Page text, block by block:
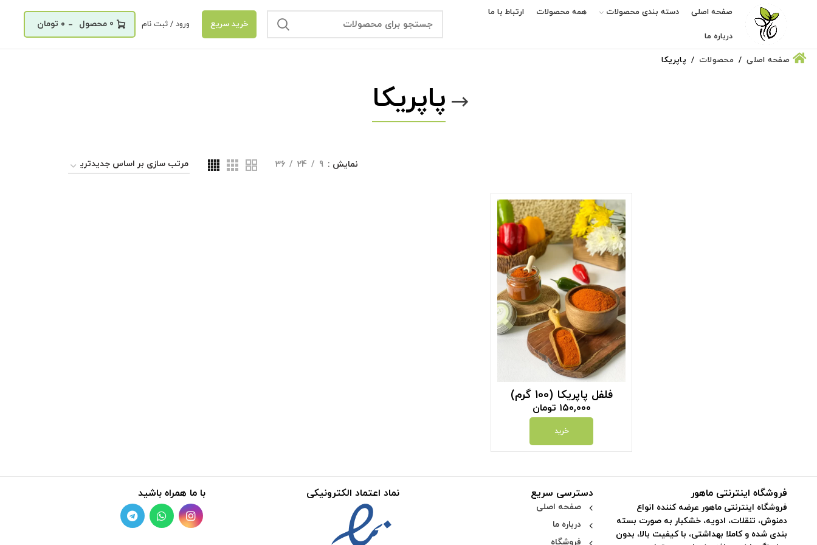
صفحه اصلی دسته بندی محصولات همه محصولات ارتباط با ما
درباره ما
خرید سریع ورود / ثبت نام 0
_ ۰ تومان
صفحه اصلی محصولات پاپریکا
پاپریکا
نمایش 9
24
36
فلفل پاپریکا (100 گرم)
۱۵۰,۰۰۰ تومان
خرید
با ما همراه باشید نماد اعتماد الکترونیکی دسترسی سریع
صفحه اصلی
درباره ما
فروشگاه
فروشگاه اینترنتی ماهور
فروشگاه اینترنتی ماهور عرضه کننده انواع
دمنوش، تنقلات، ادویه، خشکبار به صورت بسته
بندی شده و کاملا بهداشتی، با کیفیت بالا، بدون